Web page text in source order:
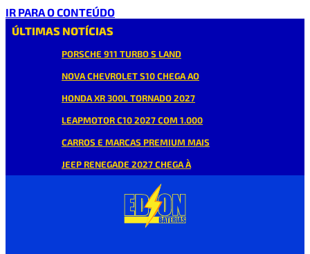
IR PARA O CONTEÚDO
ÚLTIMAS NOTÍCIAS
PORSCHE 911 TURBO S LAND
NOVA CHEVROLET S10 CHEGA AO
HONDA XR 300L TORNADO 2027
LEAPMOTOR C10 2027 COM 1.000
CARROS E MARCAS PREMIUM MAIS
JEEP RENEGADE 2027 CHEGA À